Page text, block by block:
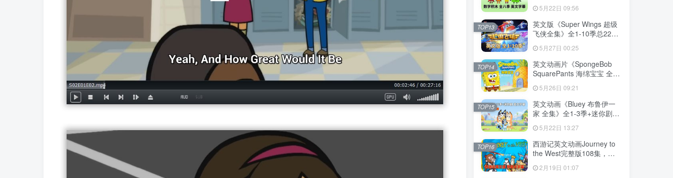
198集，1080P高清视频带英
文字幕，带配套音频MP3，
百度网盘下载！
5月22日 09:56
英文版《Super Wings 超级
飞侠全集》全1-10季总224
字幕，带配套音频MP3，百
度网盘下载！
5月27日 00:25
TOP13
英文动画片《SpongeBob
SquarePants 海绵宝宝 全
清视频带英文字幕，百度网
盘下载！
5月26日 09:21
TOP14
英文动画《Bluey 布鲁伊一
家 全集》全1-3季+迷你剧共
文字幕，送音频MP3，百度
网盘下载！
5月22日 13:27
TOP15
西游记英文动画Journey to
the West完整版108集，
幕，百度网盘下载！
2月19日 01:07
TOP16